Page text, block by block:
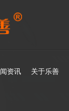
资讯 关于乐善